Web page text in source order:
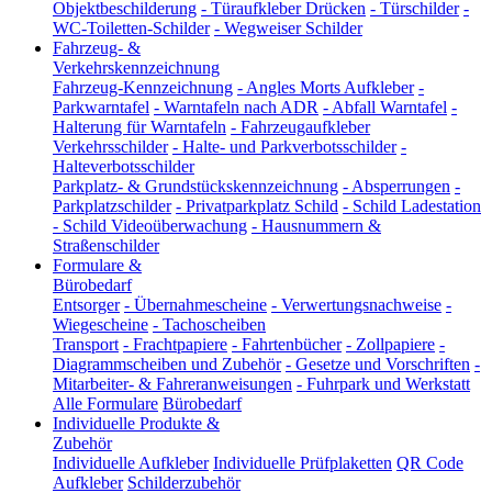
Objektbeschilderung - Türaufkleber Drücken - Türschilder -
WC-Toiletten-Schilder - Wegweiser Schilder
Fahrzeug- &
Verkehrskennzeichnung
Fahrzeug-Kennzeichnung - Angles Morts Aufkleber -
Parkwarntafel - Warntafeln nach ADR - Abfall Warntafel -
Halterung für Warntafeln - Fahrzeugaufkleber
Verkehrsschilder - Halte- und Parkverbotsschilder -
Halteverbotsschilder
Parkplatz- & Grundstückskennzeichnung - Absperrungen -
Parkplatzschilder - Privatparkplatz Schild - Schild Ladestation
- Schild Videoüberwachung - Hausnummern &
Straßenschilder
Formulare &
Bürobedarf
Entsorger - Übernahmescheine - Verwertungsnachweise -
Wiegescheine - Tachoscheiben
Transport - Frachtpapiere - Fahrtenbücher - Zollpapiere -
Diagrammscheiben und Zubehör - Gesetze und Vorschriften -
Mitarbeiter- & Fahreranweisungen - Fuhrpark und Werkstatt
Alle Formulare Bürobedarf
Individuelle Produkte &
Zubehör
Individuelle Aufkleber Individuelle Prüfplaketten QR Code
Aufkleber Schilderzubehör